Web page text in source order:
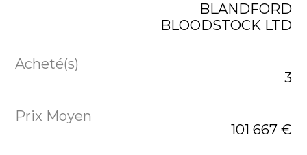
BLANDFORD
BLOODSTOCK LTD
3
101 667 €